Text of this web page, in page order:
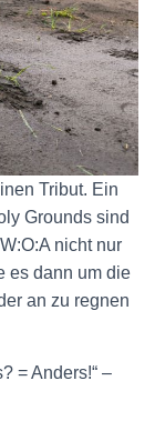
Tribut. Ein
Grounds sind
nicht nur
es dann um die
an zu regnen
= Anders!“ –